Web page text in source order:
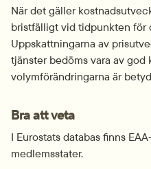
När det gäller
bristfälligt vid tidpunkten för
Uppskattningarna av
tjänster bedöms vara av god
volymförändringarna är
Bra att veta
I Eurostats databas finns
medlemsstater.